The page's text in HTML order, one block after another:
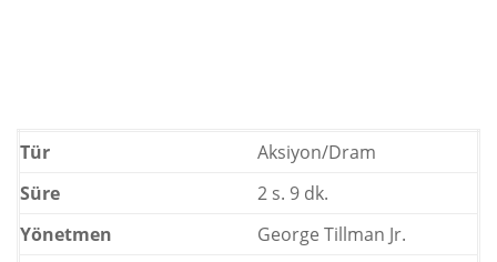
Tür
Aksiyon/Dram
Süre
2 s. 9 dk.
Yönetmen
George Tillman Jr.